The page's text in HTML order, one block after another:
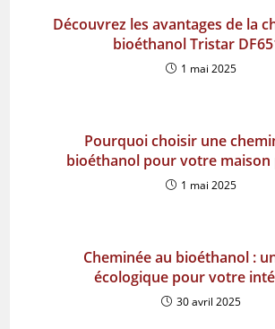
Découvrez les avantages de la
bioéthanol Tristar
1 mai 2025
Pourquoi choisir une
bioéthanol pour votre maison
1 mai 2025
Cheminée au bioéthanol :
écologique pour votre
30 avril 2025